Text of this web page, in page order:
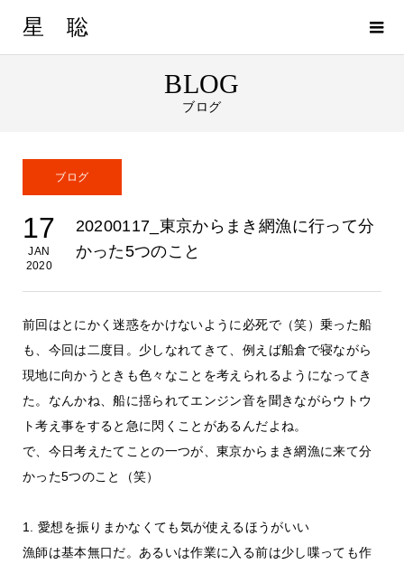
星 聡
BLOG
ブログ
ブログ
17
JAN
2020
20200117_東京からまき網漁に行って分
かった5つのこと
前回はとにかく迷惑をかけないように必死で（笑）乗った船
も、今回は二度目。少しなれてきて、例えば船倉で寝ながら
現地に向かうときも色々なことを考えられるようになってき
た。なんかね、船に揺られてエンジン音を聞きながらウトウ
ト考え事をすると急に閃くことがあるんだよね。
で、今日考えたてことの一つが、東京からまき網漁に来て分
かった5つのこと（笑）
1. 愛想を振りまかなくても気が使えるほうがいい
漁師は基本無口だ。あるいは作業に入る前は少し喋っても作